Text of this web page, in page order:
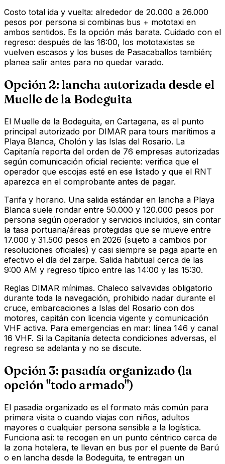
Costo total ida y vuelta: alrededor de 20.000 a 26.000
pesos por persona si combinas bus + mototaxi en
ambos sentidos. Es la opción más barata. Cuidado con el
regreso: después de las 16:00, los mototaxistas se
vuelven escasos y los buses de Pasacaballos también;
planea salir antes para no quedar varado.
Opción 2: lancha autorizada desde el
Muelle de la Bodeguita
El Muelle de la Bodeguita, en Cartagena, es el punto
principal autorizado por DIMAR para tours marítimos a
Playa Blanca, Cholón y las Islas del Rosario. La
Capitanía reporta del orden de 76 empresas autorizadas
según comunicación oficial reciente: verifica que el
operador que escojas esté en ese listado y que el RNT
aparezca en el comprobante antes de pagar.
Tarifa y horario. Una salida estándar en lancha a Playa
Blanca suele rondar entre 50.000 y 120.000 pesos por
persona según operador y servicios incluidos, sin contar
la tasa portuaria/áreas protegidas que se mueve entre
17.000 y 31.500 pesos en 2026 (sujeto a cambios por
resoluciones oficiales) y casi siempre se paga aparte en
efectivo el día del zarpe. Salida habitual cerca de las
9:00 AM y regreso típico entre las 14:00 y las 15:30.
Reglas DIMAR mínimas. Chaleco salvavidas obligatorio
durante toda la navegación, prohibido nadar durante el
cruce, embarcaciones a Islas del Rosario con dos
motores, capitán con licencia vigente y comunicación
VHF activa. Para emergencias en mar: línea 146 y canal
16 VHF. Si la Capitanía detecta condiciones adversas, el
regreso se adelanta y no se discute.
Opción 3: pasadía organizado (la
opción "todo armado")
El pasadía organizado es el formato más común para
primera visita o cuando viajas con niños, adultos
mayores o cualquier persona sensible a la logística.
Funciona así: te recogen en un punto céntrico cerca de
la zona hotelera, te llevan en bus por el puente de Barú
o en lancha desde la Bodeguita, te entregan un